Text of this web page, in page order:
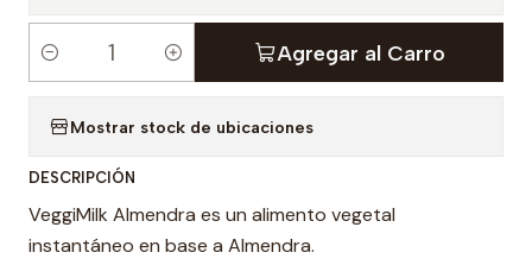
d
a
Agregar al Carro
Mostrar stock de ubicaciones
DESCRIPCIÓN
VeggiMilk Almendra es un alimento vegetal
instantáneo en base a Almendra.